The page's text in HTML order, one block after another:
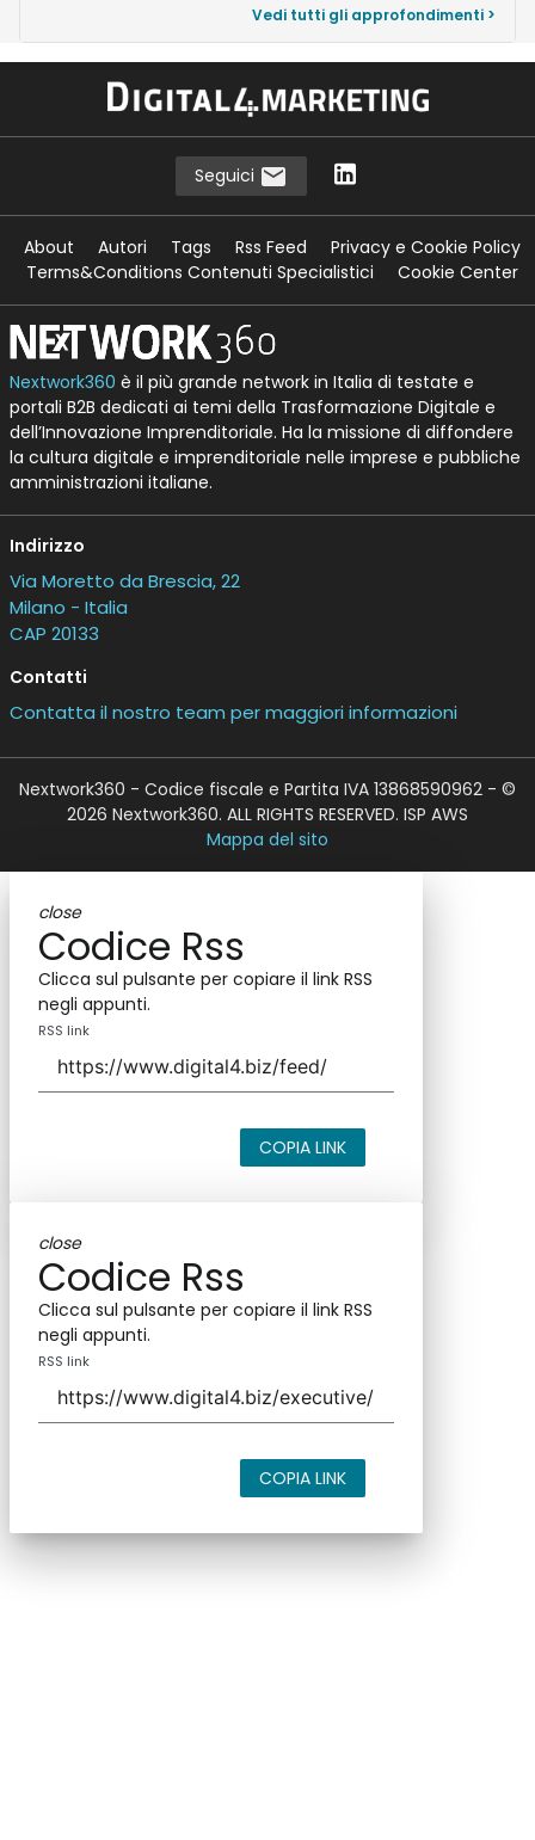
Vedi tutti gli approfondimenti >
Seguici
About Autori Tags Rss Feed
Privacy e Cookie Policy
Terms&Conditions Contenuti Specialistici
Cookie Center
Nextwork360 è il più grande network in Italia di testate e
portali B2B dedicati ai temi della Trasformazione Digitale e
dell’Innovazione Imprenditoriale. Ha la missione di diffondere
la cultura digitale e imprenditoriale nelle imprese e pubbliche
amministrazioni italiane.
Indirizzo
Via Moretto da Brescia, 22
Milano - Italia
CAP 20133
Contatti
Contatta il nostro team per maggiori informazioni
Nextwork360 - Codice fiscale e Partita IVA 13868590962 - ©
2026 Nextwork360. ALL RIGHTS RESERVED. ISP AWS
Mappa del sito
close
Codice Rss
Clicca sul pulsante per copiare il link RSS
negli appunti.
RSS link
COPIA LINK
close
Codice Rss
Clicca sul pulsante per copiare il link RSS
negli appunti.
RSS link
COPIA LINK